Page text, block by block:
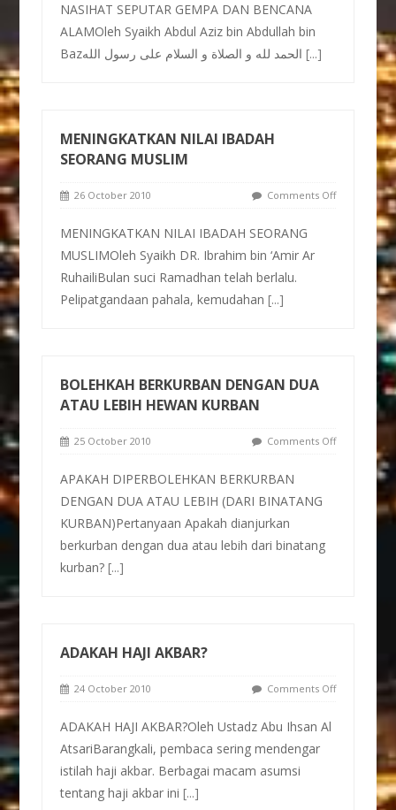
NASIHAT SEPUTAR GEMPA DAN BENCANA
ALAMOleh Syaikh Abdul Aziz bin Abdullah bin
Bazالحمد لله و الصلاة و السلام على رسول الله[...]
MENINGKATKAN NILAI IBADAH
SEORANG MUSLIM
26 October 2010 Comments Off
MENINGKATKAN NILAI IBADAH SEORANG
MUSLIMOleh Syaikh DR. Ibrahim bin ‘Amir Ar
RuhailiBulan suci Ramadhan telah berlalu.
Pelipatgandaan pahala, kemudahan[...]
BOLEHKAH BERKURBAN DENGAN DUA
ATAU LEBIH HEWAN KURBAN
25 October 2010 Comments Off
APAKAH DIPERBOLEHKAN BERKURBAN
DENGAN DUA ATAU LEBIH (DARI BINATANG
KURBAN)Pertanyaan Apakah dianjurkan
berkurban dengan dua atau lebih dari binatang
kurban?[...]
ADAKAH HAJI AKBAR?
24 October 2010 Comments Off
ADAKAH HAJI AKBAR?Oleh Ustadz Abu Ihsan Al
AtsariBarangkali, pembaca sering mendengar
istilah haji akbar. Berbagai macam asumsi
tentang haji akbar ini[...]